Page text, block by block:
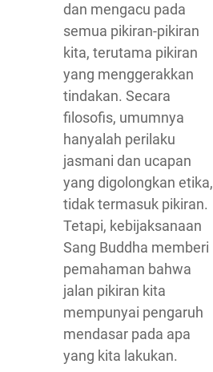
dan mengacu pada
semua pikiran-pikiran
kita, terutama pikiran
yang menggerakkan
tindakan. Secara
filosofis, umumnya
hanyalah perilaku
jasmani dan ucapan
yang digolongkan etika,
tidak termasuk pikiran.
Tetapi, kebijaksanaan
Sang Buddha memberi
pemahaman bahwa
jalan pikiran kita
mempunyai pengaruh
mendasar pada apa
yang kita lakukan.